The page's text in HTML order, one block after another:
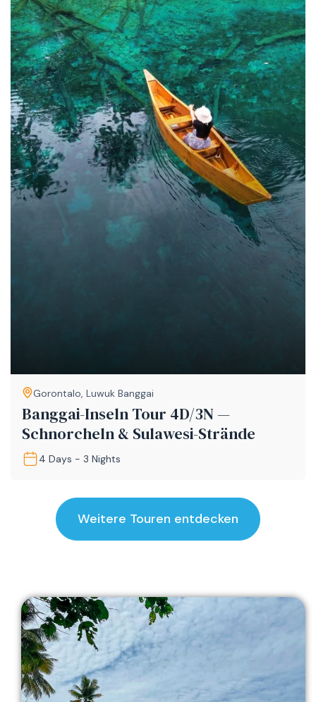
Gorontalo, Luwuk Banggai
Banggai-Inseln Tour 4D/3N —
Schnorcheln & Sulawesi-Strände
4 Days - 3 Nights
Weitere Touren entdecken